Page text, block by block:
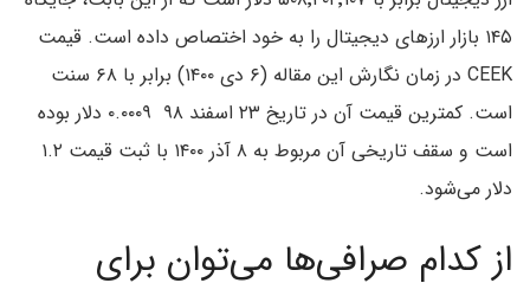
۱۴۵ بازار ارزهای دیجیتال را به خود اختصاص داده است. قیمت
CEEK در زمان نگارش این مقاله (۶ دی ۱۴۰۰) برابر با ۶۸ سنت
است. کمترین قیمت آن در تاریخ ۲۳ اسفند ۹۸ ۰.۰۰۰۹ دلار بوده
است و سقف تاریخی آن مربوط به ۸ آذر ۱۴۰۰ با ثبت قیمت ۱.۲
دلار می‌شود.
از کدام صرافی‌ها می‌توان برای